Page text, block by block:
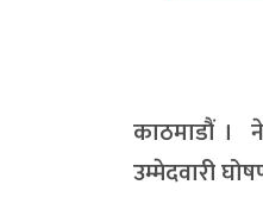
काठमाडौं ।
उम्मेदवारी